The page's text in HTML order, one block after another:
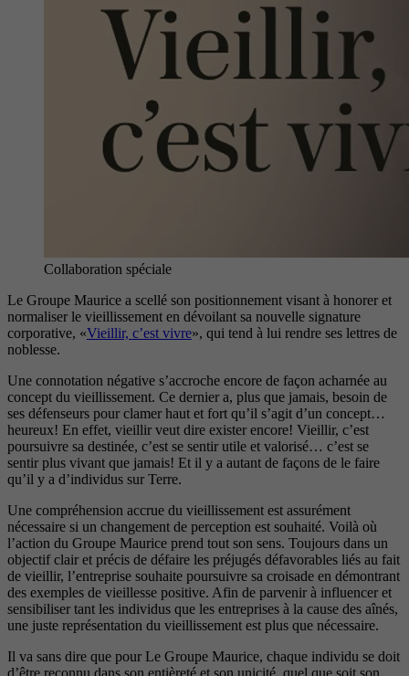
Collaboration spéciale
Le Groupe Maurice a scellé son positionnement visant à honorer et
normaliser le vieillissement en dévoilant sa nouvelle signature
corporative, «Vieillir, c’est vivre», qui tend à lui rendre ses lettres de
noblesse.
Une connotation négative s’accroche encore de façon acharnée au
concept du vieillissement. Ce dernier a, plus que jamais, besoin de
ses défenseurs pour clamer haut et fort qu’il s’agit d’un concept…
heureux! En effet, vieillir veut dire exister encore! Vieillir, c’est
poursuivre sa destinée, c’est se sentir utile et valorisé… c’est se
sentir plus vivant que jamais! Et il y a autant de façons de le faire
qu’il y a d’individus sur Terre.
Une compréhension accrue du vieillissement est assurément
nécessaire si un changement de perception est souhaité. Voilà où
l’action du Groupe Maurice prend tout son sens. Toujours dans un
objectif clair et précis de défaire les préjugés défavorables liés au fait
de vieillir, l’entreprise souhaite poursuivre sa croisade en démontrant
des exemples de vieillesse positive. Afin de parvenir à influencer et
sensibiliser tant les individus que les entreprises à la cause des aînés,
une juste représentation du vieillissement est plus que nécessaire.
Il va sans dire que pour Le Groupe Maurice, chaque individu se doit
d’être reconnu dans son entièreté et son unicité, quel que soit son